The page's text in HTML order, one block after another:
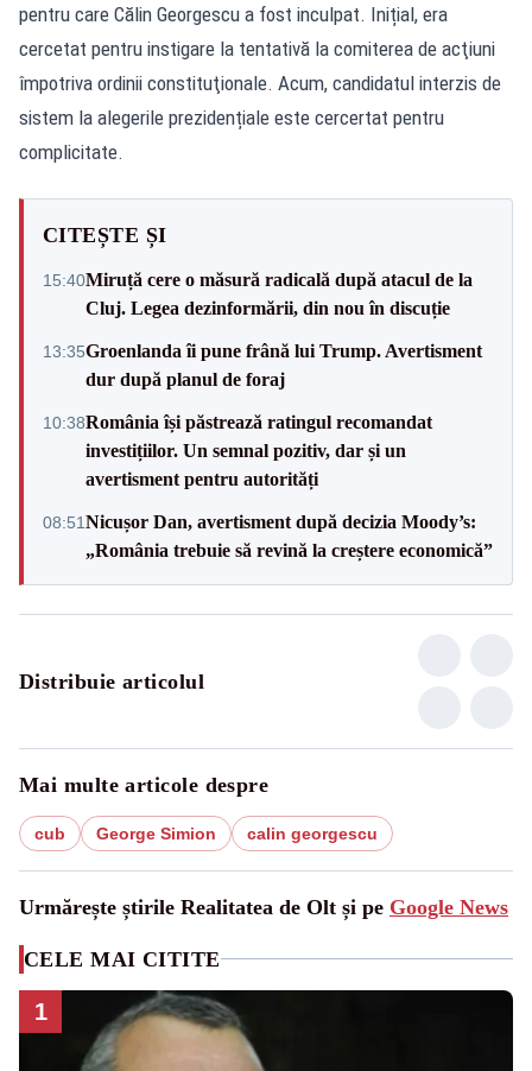
pentru care Călin Georgescu a fost inculpat. Inițial, era
cercetat pentru instigare la tentativă la comiterea de acţiuni
împotriva ordinii constituţionale. Acum, candidatul interzis de
sistem la alegerile prezidențiale este cercertat pentru
complicitate.
CITEȘTE ȘI
15:40Miruță cere o măsură radicală după atacul de la
Cluj. Legea dezinformării, din nou în discuție
13:35Groenlanda îi pune frână lui Trump. Avertisment
dur după planul de foraj
10:38România își păstrează ratingul recomandat
investițiilor. Un semnal pozitiv, dar și un
avertisment pentru autorități
08:51Nicușor Dan, avertisment după decizia Moody’s:
„România trebuie să revină la creștere economică”
Distribuie articolul
Mai multe articole despre
cub George Simion calin georgescu
Urmărește știrile Realitatea de Olt și pe Google News
CELE MAI CITITE
1